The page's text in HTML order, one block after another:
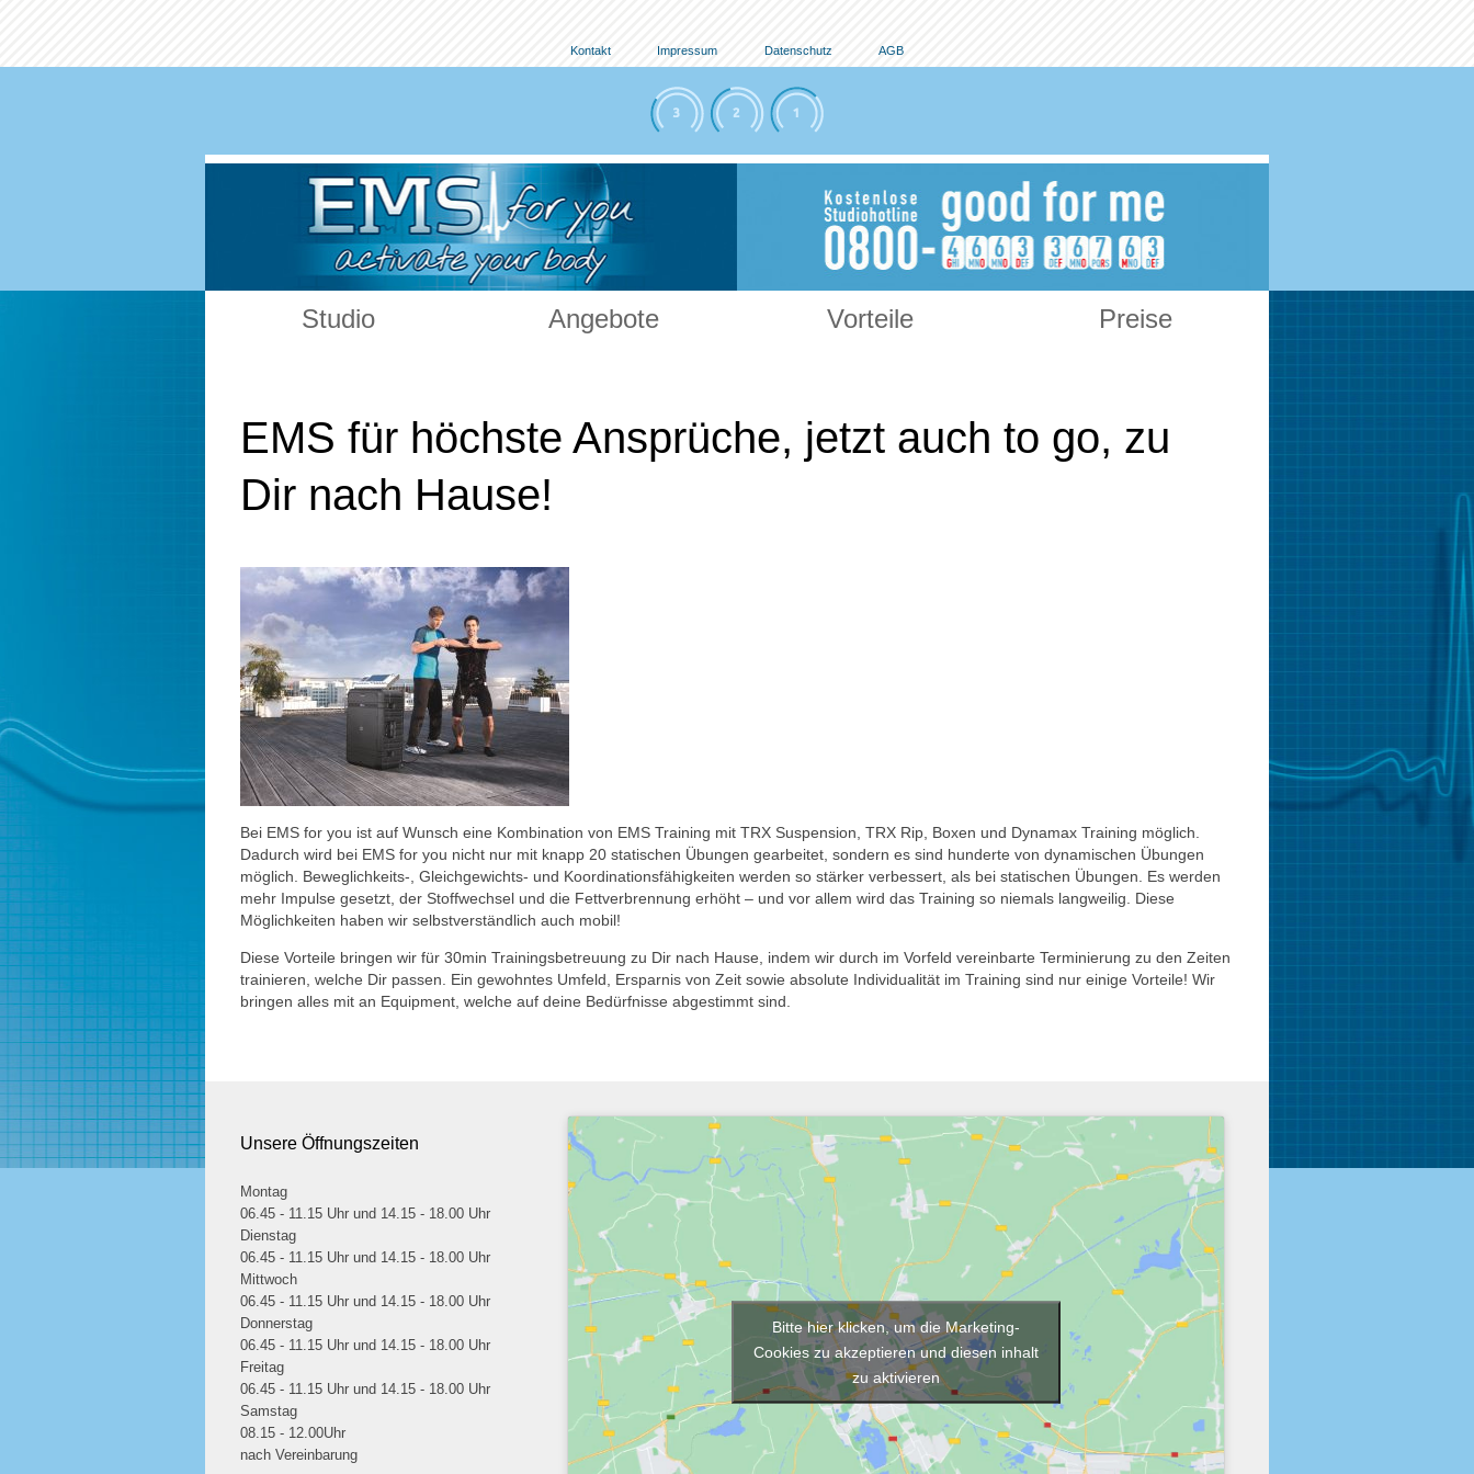
Kontakt Impressum Datenschutz AGB
Studio Angebote Vorteile Preise
EMS für höchste Ansprüche, jetzt auch to go, zu
Dir nach Hause!
Bei EMS for you ist auf Wunsch eine Kombination von EMS Training mit TRX Suspension, TRX Rip, Boxen und Dynamax Training möglich.
Dadurch wird bei EMS for you nicht nur mit knapp 20 statischen Übungen gearbeitet, sondern es sind hunderte von dynamischen Übungen
möglich. Beweglichkeits-, Gleichgewichts- und Koordinationsfähigkeiten werden so stärker verbessert, als bei statischen Übungen. Es werden
mehr Impulse gesetzt, der Stoffwechsel und die Fettverbrennung erhöht – und vor allem wird das Training so niemals langweilig. Diese
Möglichkeiten haben wir selbstverständlich auch mobil!
Diese Vorteile bringen wir für 30min Trainingsbetreuung zu Dir nach Hause, indem wir durch im Vorfeld vereinbarte Terminierung zu den Zeiten
trainieren, welche Dir passen. Ein gewohntes Umfeld, Ersparnis von Zeit sowie absolute Individualität im Training sind nur einige Vorteile! Wir
bringen alles mit an Equipment, welche auf deine Bedürfnisse abgestimmt sind.
Unsere Öffnungszeiten
Montag
06.45 - 11.15 Uhr und 14.15 - 18.00 Uhr
Dienstag
06.45 - 11.15 Uhr und 14.15 - 18.00 Uhr
Mittwoch
06.45 - 11.15 Uhr und 14.15 - 18.00 Uhr
Donnerstag
06.45 - 11.15 Uhr und 14.15 - 18.00 Uhr
Freitag
06.45 - 11.15 Uhr und 14.15 - 18.00 Uhr
Samstag
08.15 - 12.00Uhr
nach Vereinbarung
Bitte hier klicken, um die Marketing-
Cookies zu akzeptieren und diesen inhalt
zu aktivieren